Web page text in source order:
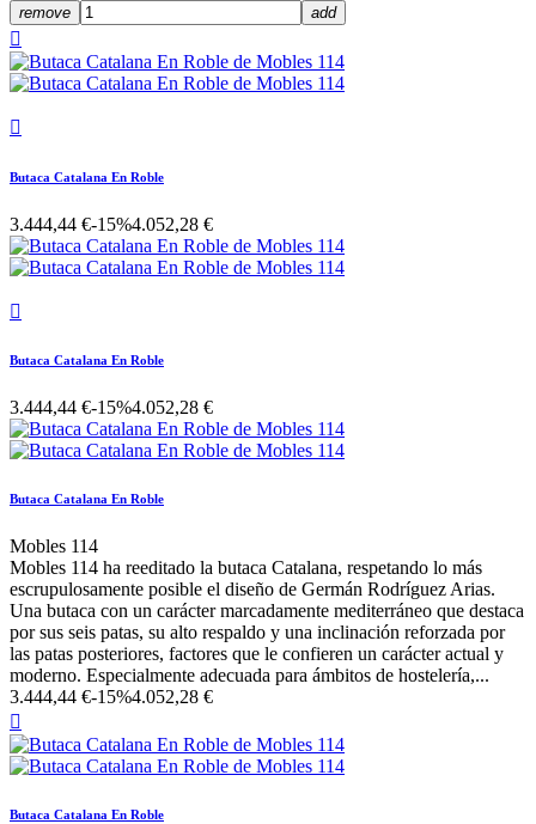
remove add


Butaca Catalana En Roble
3.444,44 €-15%4.052,28 €

Butaca Catalana En Roble
3.444,44 €-15%4.052,28 €
Butaca Catalana En Roble
Mobles 114
Mobles 114 ha reeditado la butaca Catalana, respetando lo más
escrupulosamente posible el diseño de Germán Rodríguez Arias.
Una butaca con un carácter marcadamente mediterráneo que destaca
por sus seis patas, su alto respaldo y una inclinación reforzada por
las patas posteriores, factores que le confieren un carácter actual y
moderno. Especialmente adecuada para ámbitos de hostelería,...
3.444,44 €-15%4.052,28 €

Butaca Catalana En Roble